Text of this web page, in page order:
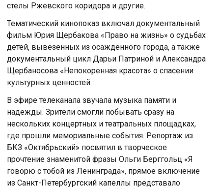
стелы Ржевского коридора и другие.
Тематический кинопоказ включал документальный
фильм Юрия Щербакова «Право на жизнь» о судьбах
детей, вывезенных из осажденного города, а также
документальный цикл Дарьи Патриной и Александра
Щербаносова «Непокоренная красота» о спасении
культурных ценностей.
В эфире телеканала звучала музыка памяти и
надежды. Зрители смогли побывать сразу на
нескольких концертных и театральных площадках,
где прошли мемориальные события. Репортаж из
БКЗ «Октябрьский» посвятил в творческое
прочтение знаменитой фразы Ольги Берггольц «Я
говорю с тобой из Ленинграда», прямое включение
из Санкт-Петербургский капеллы представало